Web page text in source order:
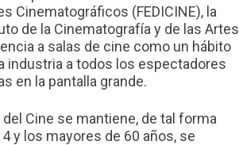
Cinematográficos (FEDICINE), la
de la Cinematografía y de las Artes
a salas de cine como un hábito
industria a todos los espectadores
en la pantalla grande.
Cine se mantiene, de tal forma
y los mayores de 60 años, se